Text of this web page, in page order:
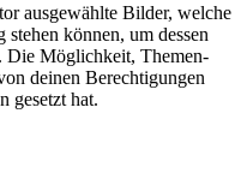
ausgewählte Bilder, welche
können, um dessen
Die Möglichkeit, Themen-
deinen Berechtigungen
gesetzt hat.